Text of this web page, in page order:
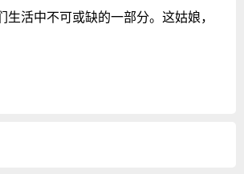
活中不可或缺的一部分。这姑娘，